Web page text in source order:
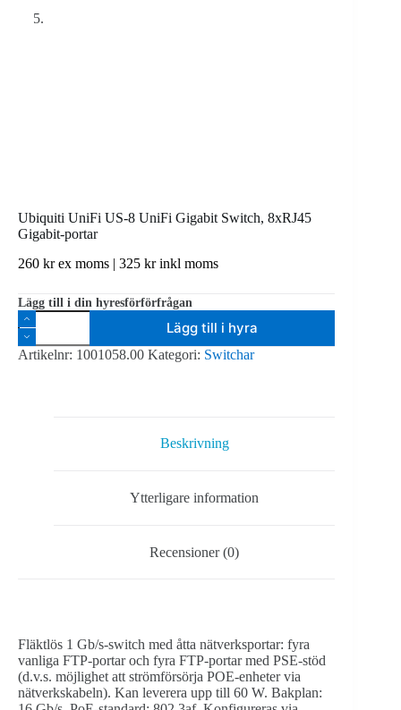
Ubiquiti UniFi US-8 UniFi Gigabit Switch, 8xRJ45
Gigabit-portar
260 krex moms | 325 krinkl moms
Lägg till i din hyresförförfrågan
Ubiquiti
UniFi
US-
8
Lägg till i hyra
Artikelnr: 1001058.00 Kategori: Switchar
Beskrivning
Ytterligare information
Recensioner (0)
Fläktlös 1 Gb/s-switch med åtta nätverksportar: fyra
vanliga FTP-portar och fyra FTP-portar med PSE-stöd
(d.v.s. möjlighet att strömförsörja POE-enheter via
nätverkskabeln). Kan leverera upp till 60 W. Bakplan: